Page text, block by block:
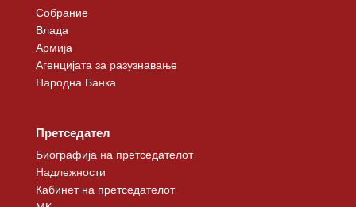
Собрание
Влада
Армија
Агенцијата за разузнавање
Народна Банка
Претседател
Биографија на претседателот
Надлежности
Кабинет на претседателот